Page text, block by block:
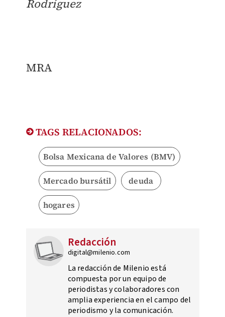
Rodríguez
MRA
TAGS RELACIONADOS:
Bolsa Mexicana de Valores (BMV)
Mercado bursátil deuda
hogares
Redacción
digital@milenio.com
La redacción de Milenio está
compuesta por un equipo de
periodistas y colaboradores con
amplia experiencia en el campo del
periodismo y la comunicación.